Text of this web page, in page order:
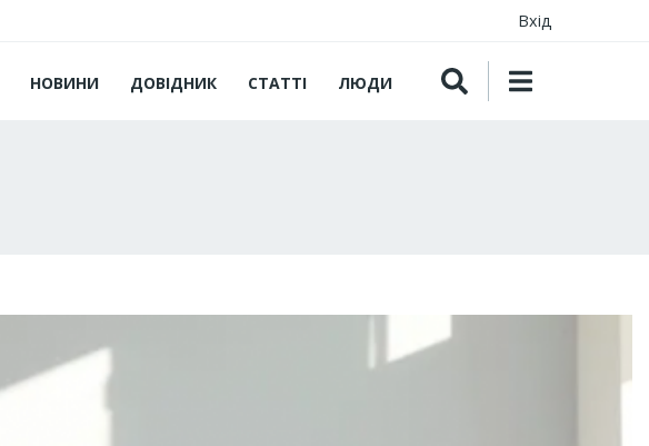
Вхід
НОВИНИ ДОВІДНИК СТАТТІ ЛЮДИ